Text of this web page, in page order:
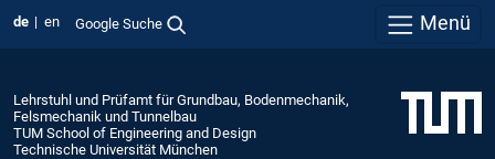
de en Google Suche Menü
Lehrstuhl und Prüfamt für Grundbau, Bodenmechanik,
Felsmechanik und Tunnelbau
TUM School of Engineering and Design
Technische Universität München